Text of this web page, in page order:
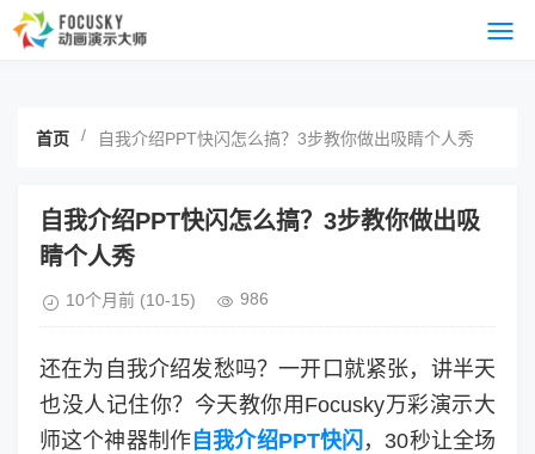
首页 / 自我介绍PPT快闪怎么搞？3步教你做出吸睛个人秀
自我介绍PPT快闪怎么搞？3步教你做出吸
睛个人秀
10个月前 (10-15) 986
还在为自我介绍发愁吗？一开口就紧张，讲半天
也没人记住你？今天教你用Focusky万彩演示大
师这个神器制作 自我介绍PPT快闪 ，30秒让全场